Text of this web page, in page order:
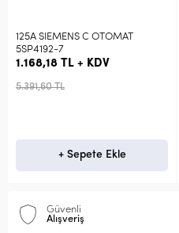
125A SIEMENS C OTOMAT
5SP4192-7
1.168,18 TL + KDV
5.391,60 TL
+ Sepete Ekle
Güvenli
Alışveriş